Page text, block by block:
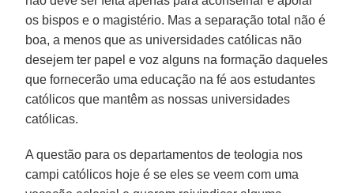
os bispos e o magistério. Mas a separação total não é
boa, a menos que as universidades católicas não
desejem ter papel e voz alguns na formação daqueles
que fornecerão uma educação na fé aos estudantes
católicos que mantêm as nossas universidades
católicas.
A questão para os departamentos de teologia nos
campi católicos hoje é se eles se veem com uma